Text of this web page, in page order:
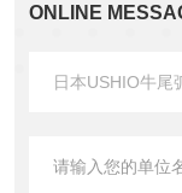
ONLINE